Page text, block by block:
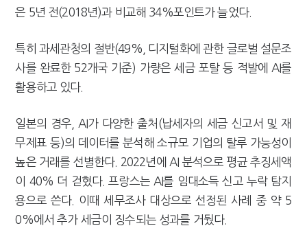
은 5년 전(2018년)과 비교해 34%포인트가 늘었다.
특히 과세관청의 절반(49%, 디지털화에 관한 글로벌 설문조
사를 완료한 52개국 기준) 가량은 세금 포탈 등 적발에 AI를
활용하고 있다.
일본의 경우, AI가 다양한 출처(납세자의 세금 신고서 및 재
무제표 등)의 데이터를 분석해 소규모 기업의 탈루 가능성이
높은 거래를 선별한다. 2022년에 AI 분석으로 평균 추징세액
이 40% 더 걷혔다. 프랑스는 AI를 임대소득 신고 누락 탐지
용으로 쓴다. 이때 세무조사 대상으로 선정된 사례 중 약 5
0%에서 추가 세금이 징수되는 성과를 거뒀다.